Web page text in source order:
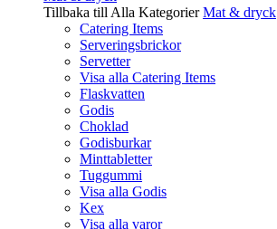
Tillbaka till Alla Kategorier Mat & dryck
Catering Items
Serveringsbrickor
Servetter
Visa alla Catering Items
Flaskvatten
Godis
Choklad
Godisburkar
Minttabletter
Tuggummi
Visa alla Godis
Kex
Visa alla varor